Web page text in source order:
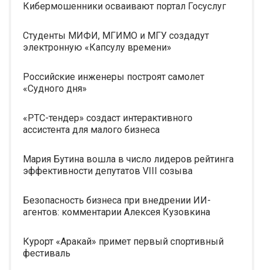
Кибермошенники осваивают портал Госуслуг
Студенты МИФИ, МГИМО и МГУ создадут
электронную «Капсулу времени»
Российские инженеры построят самолет
«Судного дня»
«РТС-тендер» создаст интерактивного
ассистента для малого бизнеса
Мария Бутина вошла в число лидеров рейтинга
эффективности депутатов VIII созыва
Безопасность бизнеса при внедрении ИИ-
агентов: комментарии Алексея Кузовкина
Курорт «Аракай» примет первый спортивный
фестиваль